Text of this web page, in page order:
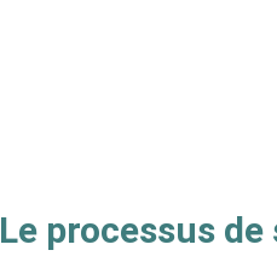
Le processus